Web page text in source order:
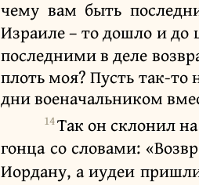
чему вам быть
Израиле – то дошло и до
последними в деле
плоть моя? Пусть так-то
дни военачальником
14Так он склонил
гонца со словами:
Иордану, а иудеи